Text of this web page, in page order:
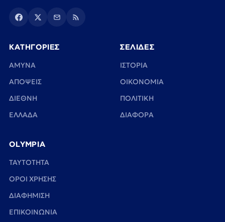
ΚΑΤΗΓΟΡΙΕΣ
ΑΜΥΝΑ
ΑΠΟΨΕΙΣ
ΔΙΕΘΝΗ
ΕΛΛΑΔΑ
ΣΕΛΙΔΕΣ
ΙΣΤΟΡΙΑ
ΟΙΚΟΝΟΜΙΑ
ΠΟΛΙΤΙΚΗ
ΔΙΑΦΟΡΑ
OLYMPIA
TAYTOTHTA
ΟΡΟΙ ΧΡΗΣΗΣ
ΔΙΑΦΗΜΙΣΗ
ΕΠΙΚΟΙΝΩΝΙΑ